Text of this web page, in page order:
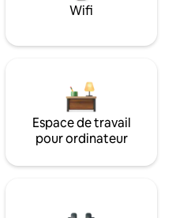
Wifi
Espace de travail
pour ordinateur